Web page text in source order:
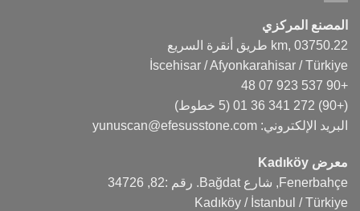
المصنع المركزي
22.km, 03750 طريق أنقرة السريع
İscehisar / Afyonkarahisar / Türkiye
+90 537 923 07 48
(+90) 272 341 36 01
(5 خطوط)
البريد الإلكتروني: yunuscan@efesusstone.com
معرض Kadıköy
Fenerbahçe, شارع Bağdat. رقم :82, 34726
Kadıköy / İstanbul / Türkiye